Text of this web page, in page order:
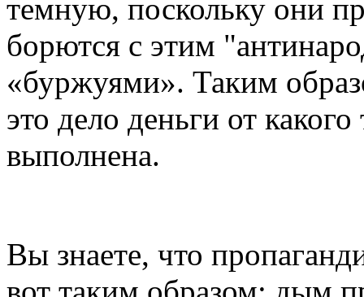
темную, поскольку они
борются с этим
«буржуями». Таким
это дело деньги от
выполнена.
Вы знаете, что